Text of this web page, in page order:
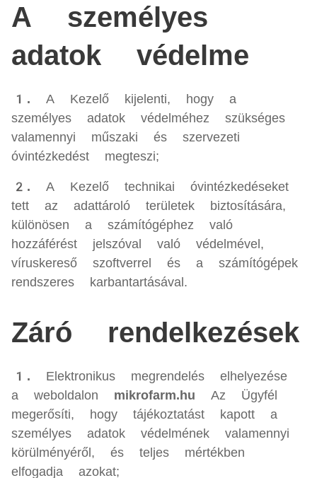
A személyes
adatok védelme
1. A Kezelő kijelenti, hogy a
személyes adatok védelméhez szükséges
valamennyi műszaki és szervezeti
óvintézkedést megteszi;
2. A Kezelő technikai óvintézkedéseket
tett az adattároló területek biztosítására,
különösen a számítógéphez való
hozzáférést jelszóval való védelmével,
víruskereső szoftverrel és a számítógépek
rendszeres karbantartásával.
Záró rendelkezések
1. Elektronikus megrendelés elhelyezése
a weboldalon mikrofarm.hu Az Ügyfél
megerősíti, hogy tájékoztatást kapott a
személyes adatok védelmének valamennyi
körülményéről, és teljes mértékben
elfogadja azokat;